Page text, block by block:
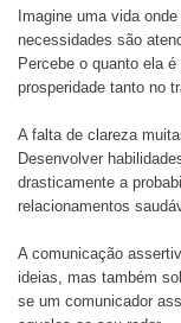
Imagine uma vida
necessidades são
Percebe o quanto ela
prosperidade tanto no
A falta de clareza
Desenvolver
drasticamente a
relacionamentos
A comunicação
ideias, mas também
se um comunicador